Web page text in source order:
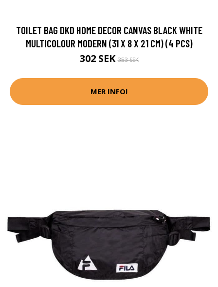
TOILET BAG DKD HOME DECOR CANVAS BLACK WHITE
MULTICOLOUR MODERN (31 X 8 X 21 CM) (4 PCS)
302 SEK353 SEK
MER INFO!